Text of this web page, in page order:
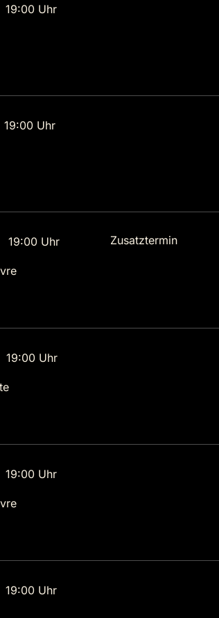
Uhr
Uhr
19:00 Uhr Zusatztermin
Uhr
Uhr
Uhr